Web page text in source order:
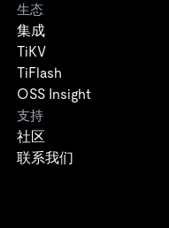
生态
集成
TiKV
TiFlash
OSS Insight
支持
社区
联系我们